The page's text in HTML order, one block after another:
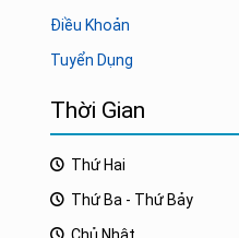
Điều Khoản
Tuyển Dụng
Thời Gian
Thứ Hai
Thứ Ba - Thứ Bảy